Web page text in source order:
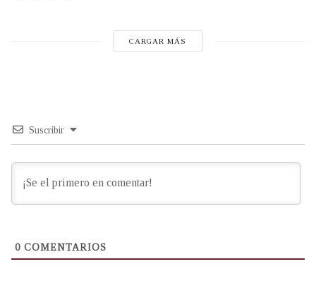
CARGAR MÁS
Suscribir
0 COMENTARIOS